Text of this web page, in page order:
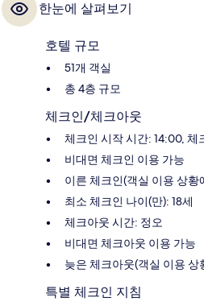
한눈에 살펴보기
호텔 규모
51개 객실
총 4층 규모
체크인/체크아웃
체크인 시작 시간: 14:00, 체
비대면 체크인 이용 가능
이른 체크인(객실 이용 상황
최소 체크인 나이(만): 18세
체크아웃 시간: 정오
비대면 체크아웃 이용 가능
늦은 체크아웃(객실 이용 상
특별 체크인 지침